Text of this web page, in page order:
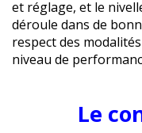
et réglage, et le
déroule dans de
respect des
niveau de
Le